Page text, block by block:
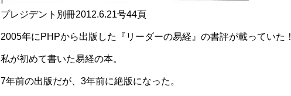
プレジデント別冊2012.6.21号44頁
2005年にPHPから出版した『リーダーの易経』の書評が載っていた！
私が初めて書いた易経の本。
7年前の出版だが、3年前に絶版になった。